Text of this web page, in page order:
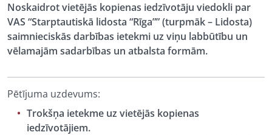
Noskaidrot vietējās kopienas iedzīvotāju viedokli par
VAS “Starptautiskā lidosta “Rīga”” (turpmāk – Lidosta)
saimnieciskās darbības ietekmi uz viņu labbūtību un
vēlamajām sadarbības un atbalsta formām.
Pētījuma uzdevums:
Trokšņa ietekme uz vietējās kopienas
iedzīvotājiem.